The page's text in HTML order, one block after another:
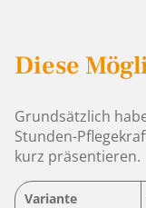
Diese
Grundsätzlich
Stunden-
kurz präsentieren.
Variante